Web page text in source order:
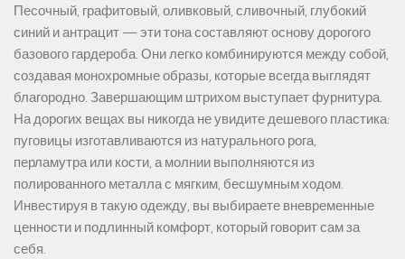
Песочный, графитовый, оливковый, сливочный, глубокий
синий и антрацит — эти тона составляют основу дорогого
базового гардероба. Они легко комбинируются между собой,
создавая монохромные образы, которые всегда выглядят
благородно. Завершающим штрихом выступает фурнитура.
На дорогих вещах вы никогда не увидите дешевого пластика:
пуговицы изготавливаются из натурального рога,
перламутра или кости, а молнии выполняются из
полированного металла с мягким, бесшумным ходом.
Инвестируя в такую одежду, вы выбираете вневременные
ценности и подлинный комфорт, который говорит сам за
себя.